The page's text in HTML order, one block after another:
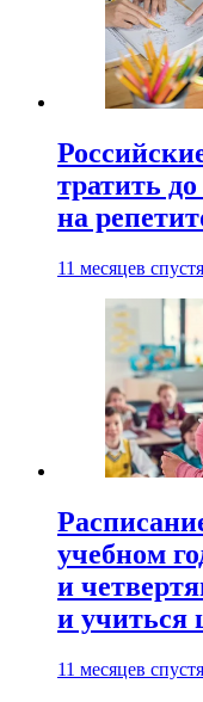
тратить
на
11 месяцев спустя
учебном
и
и учиться
11 месяцев спустя